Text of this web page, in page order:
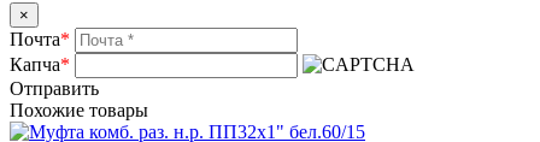
×
Почта*
Капча*
Отправить
Похожие товары